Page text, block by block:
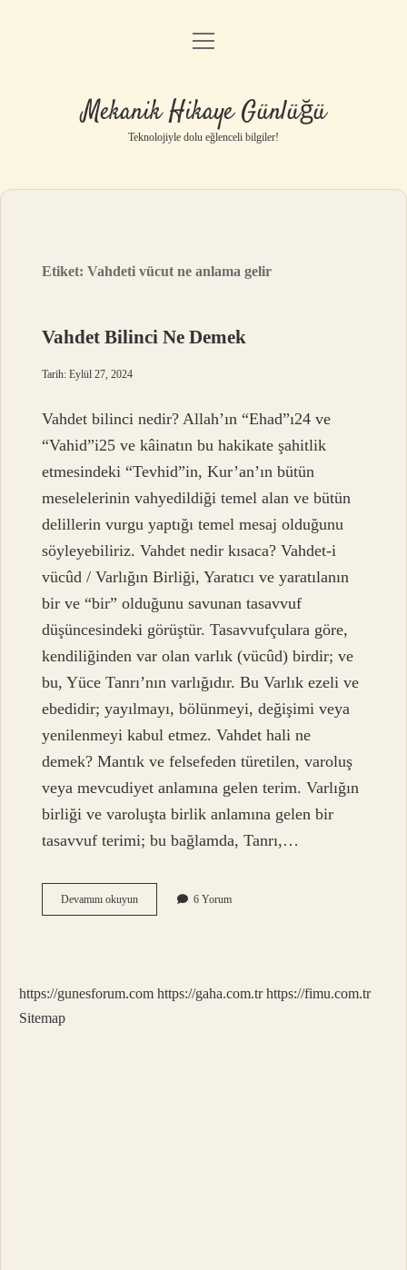
Anasayfa
Yasal Uyarı
menüyü
Mekanik Hikaye Günlüğü
Teknolojiyle dolu eğlenceli bilgiler!
Etiket:Vahdeti vücut ne anlama gelir
Vahdet Bilinci Ne Demek
Tarih: Eylül 27, 2024
Vahdet bilinci nedir? Allah’ın “Ehad”ı24 ve
“Vahid”i25 ve kâinatın bu hakikate şahitlik
etmesindeki “Tevhid”in, Kur’an’ın bütün
meselelerinin vahyedildiği temel alan ve bütün
delillerin vurgu yaptığı temel mesaj olduğunu
söyleyebiliriz. Vahdet nedir kısaca? Vahdet-i
vücûd / Varlığın Birliği, Yaratıcı ve yaratılanın
bir ve “bir” olduğunu savunan tasavvuf
düşüncesindeki görüştür. Tasavvufçulara göre,
kendiliğinden var olan varlık (vücûd) birdir; ve
bu, Yüce Tanrı’nın varlığıdır. Bu Varlık ezeli ve
ebedidir; yayılmayı, bölünmeyi, değişimi veya
yenilenmeyi kabul etmez. Vahdet hali ne
demek? Mantık ve felsefeden türetilen, varoluş
veya mevcudiyet anlamına gelen terim. Varlığın
birliği ve varoluşta birlik anlamına gelen bir
tasavvuf terimi; bu bağlamda, Tanrı,…
Devamını okuyunVahdet
Bilinci
6 Yorum
https://gunesforum.com https://gaha.com.tr https://fimu.com.tr
Sitemap